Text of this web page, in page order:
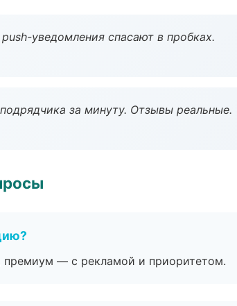
уведомления спасают в пробках.
за минуту. Отзывы реальные.
премиум — с рекламой и приоритетом.